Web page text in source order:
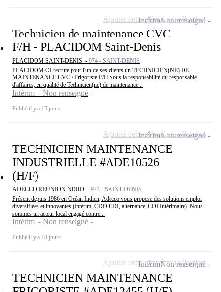
Technicien de maintenance CVC
F/H - PLACIDOM Saint-Denis
PLACIDOM SAINT-DENIS - 974 - SAINT-DENIS
PLACIDOM OI recrute pour l'un de ses clients un TECHNICIEN(NE) DE
MAINTENANCE CVC / Frigoriste F/H Sous la responsabilité du responsable
d'affaires, en qualité de Technicien(ne) de maintenance...
Intérim - Non renseigné
Publié il y a 15 jours
IntérimNon renseigné
Ajouter cette offre à ma sélection
TECHNICIEN MAINTENANCE
INDUSTRIELLE #ADE10526
(H/F)
ADECCO REUNION NORD - 974 - SAINT-DENIS
Présent depuis 1986 en Océan Indien, Adecco vous propose des solutions emploi
diversifiées et innovantes (Intérim, CDD CDI, alternance, CDI Intérimaire). Nous
sommes un acteur local engagé contre...
Intérim - Non renseigné
Publié il y a 18 jours
IntérimNon renseigné
Ajouter cette offre à ma sélection
TECHNICIEN MAINTENANCE
IntérimNon renseigné
Ajouter cette offre à ma sélection